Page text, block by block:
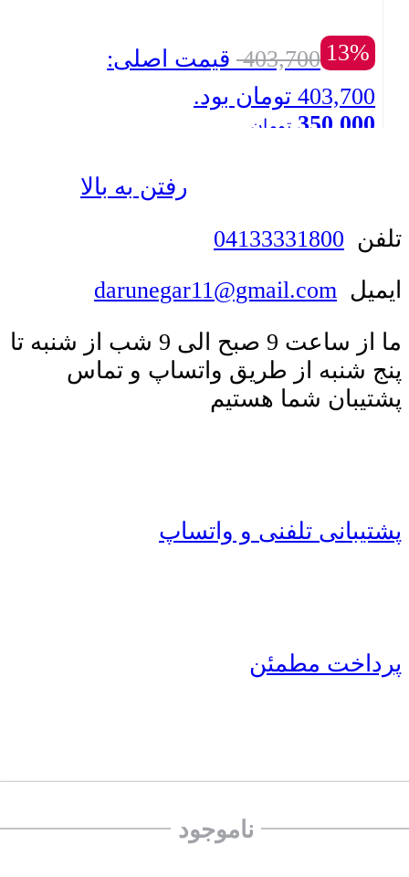
ناموجود
13%
403,700 قیمت اصلی:
403,700 تومان بود.
350,000 تومان
رفتن به بالا
تلفن 04133331800
ایمیل darunegar11@gmail.com
ما از ساعت 9 صبح الی 9 شب از شنبه تا
پنج شنبه از طریق واتساپ و تماس
پشتیبان شما هستیم
پشتیبانی تلفنی و واتساپ
پرداخت مطمئن
خدمات مشتریان